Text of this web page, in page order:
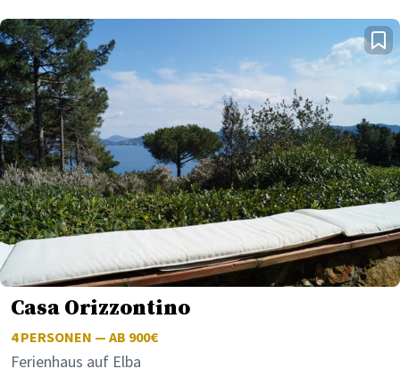
Casa Orizzontino
4PERSONEN — AB 900€
Ferienhaus auf Elba